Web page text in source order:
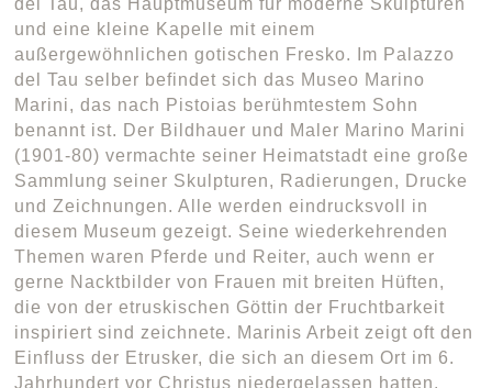
del Tau, das Hauptmuseum für moderne Skulpturen
und eine kleine Kapelle mit einem
außergewöhnlichen gotischen Fresko. Im Palazzo
del Tau selber befindet sich das Museo Marino
Marini, das nach Pistoias berühmtestem Sohn
benannt ist. Der Bildhauer und Maler Marino Marini
(1901-80) vermachte seiner Heimatstadt eine große
Sammlung seiner Skulpturen, Radierungen, Drucke
und Zeichnungen. Alle werden eindrucksvoll in
diesem Museum gezeigt. Seine wiederkehrenden
Themen waren Pferde und Reiter, auch wenn er
gerne Nacktbilder von Frauen mit breiten Hüften,
die von der etruskischen Göttin der Fruchtbarkeit
inspiriert sind zeichnete. Marinis Arbeit zeigt oft den
Einfluss der Etrusker, die sich an diesem Ort im 6.
Jahrhundert vor Christus niedergelassen hatten.